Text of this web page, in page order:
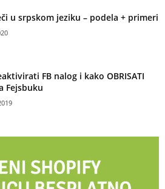
u srpskom jeziku – podela + primeri
FB nalog i kako OBRISATI
Fejsbuku